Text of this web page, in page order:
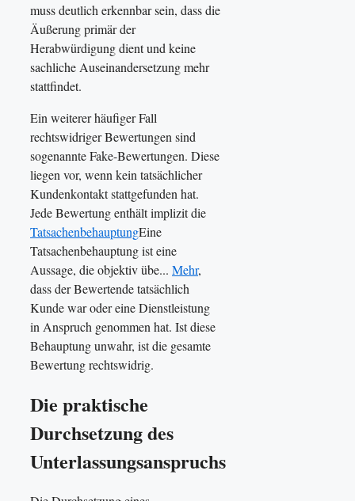
muss deutlich erkennbar sein, dass die
Äußerung primär der
Herabwürdigung dient und keine
sachliche Auseinandersetzung mehr
stattfindet.
Ein weiterer häufiger Fall
rechtswidriger Bewertungen sind
sogenannte Fake-Bewertungen. Diese
liegen vor, wenn kein tatsächlicher
Kundenkontakt stattgefunden hat.
Jede Bewertung enthält implizit die
TatsachenbehauptungEine
Tatsachenbehauptung ist eine
Aussage, die objektiv übe... Mehr,
dass der Bewertende tatsächlich
Kunde war oder eine Dienstleistung
in Anspruch genommen hat. Ist diese
Behauptung unwahr, ist die gesamte
Bewertung rechtswidrig.
Die praktische
Durchsetzung des
Unterlassungsanspruchs